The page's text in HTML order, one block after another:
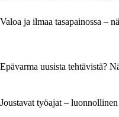
Valoa ja ilmaa tasapainossa –
Epävarma uusista tehtävistä?
Joustavat työajat –